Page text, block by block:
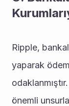
Ripple,
yaparak
önemli